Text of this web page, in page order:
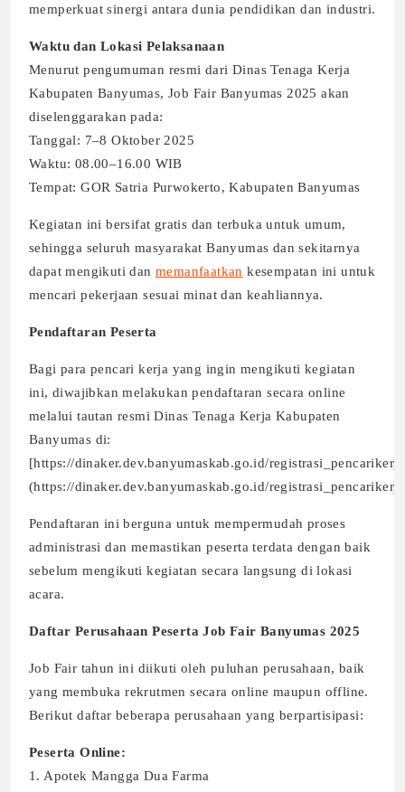
memperkuat sinergi antara dunia pendidikan dan industri.
Waktu dan Lokasi Pelaksanaan
Menurut pengumuman resmi dari Dinas Tenaga Kerja
Kabupaten Banyumas, Job Fair Banyumas 2025 akan
diselenggarakan pada:
Tanggal: 7–8 Oktober 2025
Waktu: 08.00–16.00 WIB
Tempat: GOR Satria Purwokerto, Kabupaten Banyumas
Kegiatan ini bersifat gratis dan terbuka untuk umum,
sehingga seluruh masyarakat Banyumas dan sekitarnya
dapat mengikuti danmemanfaatkan kesempatan ini untuk
mencari pekerjaan sesuai minat dan keahliannya.
Pendaftaran Peserta
Bagi para pencari kerja yang ingin mengikuti kegiatan
ini, diwajibkan melakukan pendaftaran secara online
melalui tautan resmi Dinas Tenaga Kerja Kabupaten
Banyumas di:
[https://dinaker.dev.banyumaskab.go.id/
(https://dinaker.dev.banyumaskab.go.id/
Pendaftaran ini berguna untuk mempermudah proses
administrasi dan memastikan peserta terdata dengan baik
sebelum mengikuti kegiatan secara langsung di lokasi
acara.
Daftar Perusahaan Peserta Job Fair Banyumas 2025
Job Fair tahun ini diikuti oleh puluhan perusahaan, baik
yang membuka rekrutmen secara online maupun offline.
Berikut daftar beberapa perusahaan yang berpartisipasi:
Peserta Online:
1. Apotek Mangga Dua Farma